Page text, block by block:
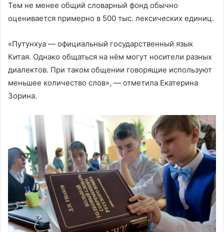
Тем не менее общий словарный фонд обычно
оценивается примерно в 500 тыс. лексических единиц.
«Путунхуа — официальный государственный язык
Китая. Однако общаться на нём могут носители разных
диалектов. При таком общении говорящие используют
меньшее количество слов», — отметила Екатерина
Зорина.